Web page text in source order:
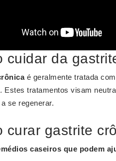
cuidar da
é geralmente tratada
Estes tratamentos visam
se regenerar.
curar gastrite
caseiros que podem